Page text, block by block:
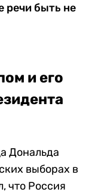
речи быть не
и его
Дональда
выборах в
что Россия